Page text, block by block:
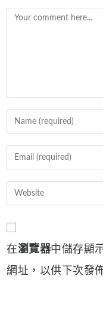
Comment
Enter
your
or
username
Enter
your
address
Enter
your
website
(optional)
在瀏覽器中儲存顯
網址，以供下次發